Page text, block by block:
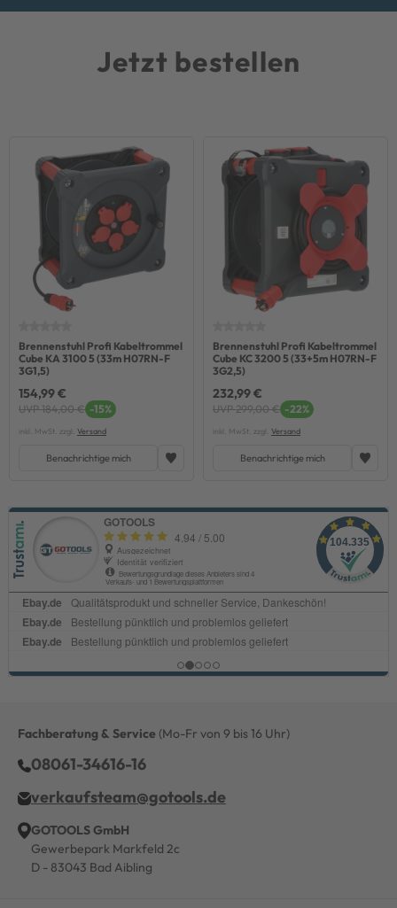
Jetzt bestellen
Brennenstuhl Profi Kabeltrommel
Cube KA 3100 5 (33m H07RN-F
3G1,5)
154,99 €
UVP 184,00 € -15%
inkl. MwSt. zzgl. Versand
Benachrichtige mich
Brennenstuhl Profi Kabeltrommel
Cube KC 3200 5 (33+5m H07RN-F
3G2,5)
232,99 €
UVP 299,00 € -22%
inkl. MwSt. zzgl. Versand
Benachrichtige mich
Fachberatung & Service (Mo-Fr von 9 bis 16 Uhr)
08061-34616-16
verkaufsteam@gotools.de
GOTOOLS GmbH
Gewerbepark Markfeld 2c
D - 83043 Bad Aibling